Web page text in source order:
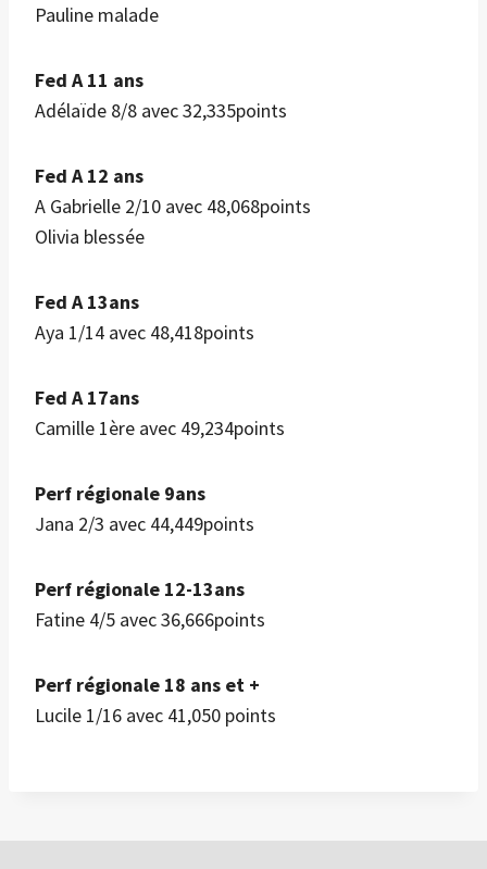
Pauline malade
Fed A 11 ans
Adélaïde 8/8 avec 32,335points
Fed A 12 ans
A Gabrielle 2/10 avec 48,068points
Olivia blessée
Fed A 13ans
Aya 1/14 avec 48,418points
Fed A 17ans
Camille 1ère avec 49,234points
Perf régionale 9ans
Jana 2/3 avec 44,449points
Perf régionale 12-13ans
Fatine 4/5 avec 36,666points
Perf régionale 18 ans et +
Lucile 1/16 avec 41,050 points